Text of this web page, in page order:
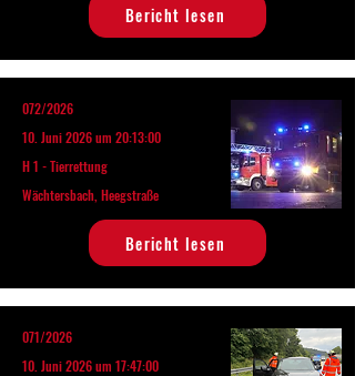
Bericht lesen
072/2026
10. Juni 2026 um 20:13:00
H 1 - Tierrettung
Wächtersbach, Heegstraße
Bericht lesen
071/2026
10. Juni 2026 um 17:47:00